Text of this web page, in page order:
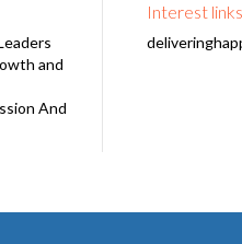
and
And
Interest links